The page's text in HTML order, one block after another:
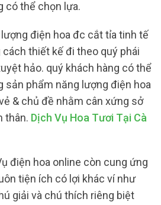
có thể chọn lựa.
điện hoa đc cắt tỉa tinh tế
thiết kế đi theo quý phái
hảo. quý khách hàng có thể
sản phẩm năng lượng điện hoa
& chủ đề nhằm cân xứng sở
thân. Dịch Vụ Hoa Tươi Tại Cà
điện hoa online còn cung ứng
tiện ích có lợi khác ví như
giải và chú thích riêng biệt